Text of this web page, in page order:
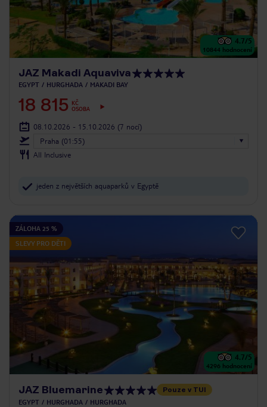
4.7/5
10844 hodnocení
JAZ Makadi Aquaviva
EGYPT HURGHADA MAKADI BAY
18 815
KČ
OSOBA
08.10.2026 - 15.10.2026 (7 nocí)
Praha (01:55)
All Inclusive
jeden z největších aquaparků v Egyptě
ZÁLOHA 25 %
SLEVY PRO DĚTI
4.7/5
4296 hodnocení
JAZ Bluemarine Pouze v TUI
EGYPT HURGHADA HURGHADA